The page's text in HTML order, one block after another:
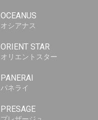
OCEANUS
オシアナス
ORIENT STAR
オリエントスター
PANERAI
パネライ
PRESAGE